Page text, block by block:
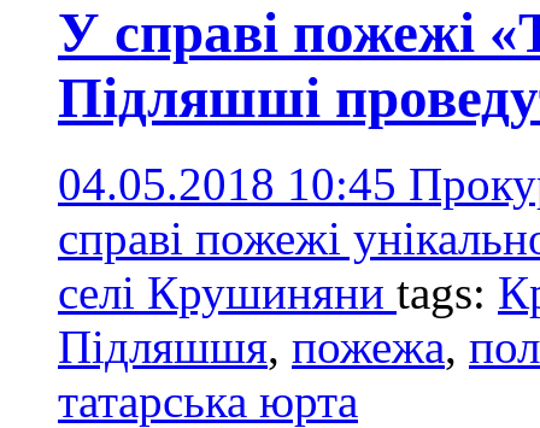
У справі пожежі
Підляшші
04.05.2018 10:45
справі пожежі
селі Крушиняни tags:
Підляшшя, пожежа,
татарська юрта